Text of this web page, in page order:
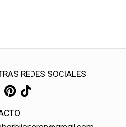
REDES SOCIALES